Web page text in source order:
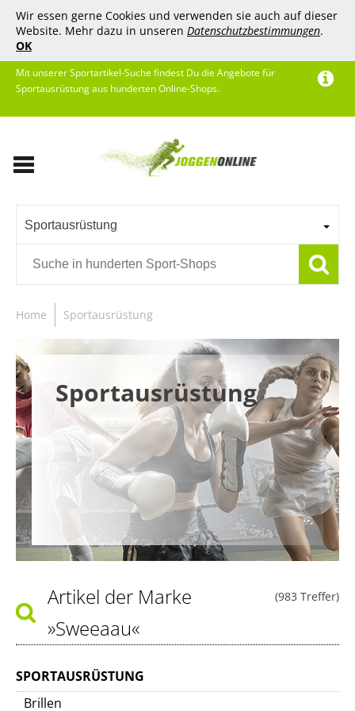
Wir essen gerne Cookies und verwenden sie auch auf dieser
Website. Mehr dazu in unseren Datenschutzbestimmungen.
OK
Mit unserer Sportartikel-Suche findest Du die Angebote für
Sportausrüstung aus hunderten Online-Shops.
Sportausrüstung
Home Sportausrüstung
Sportausrüstung
(983 Treffer)
Artikel der Marke
»Sweeaau«
SPORTAUSRÜSTUNG
Brillen